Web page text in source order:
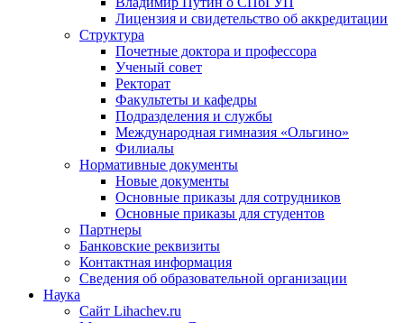
Лицензия и свидетельство об аккредитации
Структура
Почетные доктора и профессора
Ученый совет
Ректорат
Факультеты и кафедры
Подразделения и службы
Международная гимназия «Ольгино»
Филиалы
Нормативные документы
Новые документы
Основные приказы для сотрудников
Основные приказы для студентов
Партнеры
Банковские реквизиты
Контактная информация
Сведения об образовательной организации
Наука
Сайт Lihachev.ru